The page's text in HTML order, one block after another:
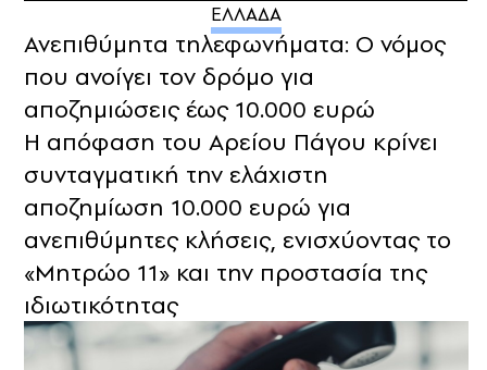
ΕΛΛΑΔΑ
Ανεπιθύμητα τηλεφωνήματα: Ο νόμος
που ανοίγει τον δρόμο για
αποζημιώσεις έως 10.000 ευρώ
Η απόφαση του Αρείου Πάγου κρίνει
συνταγματική την ελάχιστη
αποζημίωση 10.000 ευρώ για
ανεπιθύμητες κλήσεις, ενισχύοντας το
«Μητρώο 11» και την προστασία της
ιδιωτικότητας